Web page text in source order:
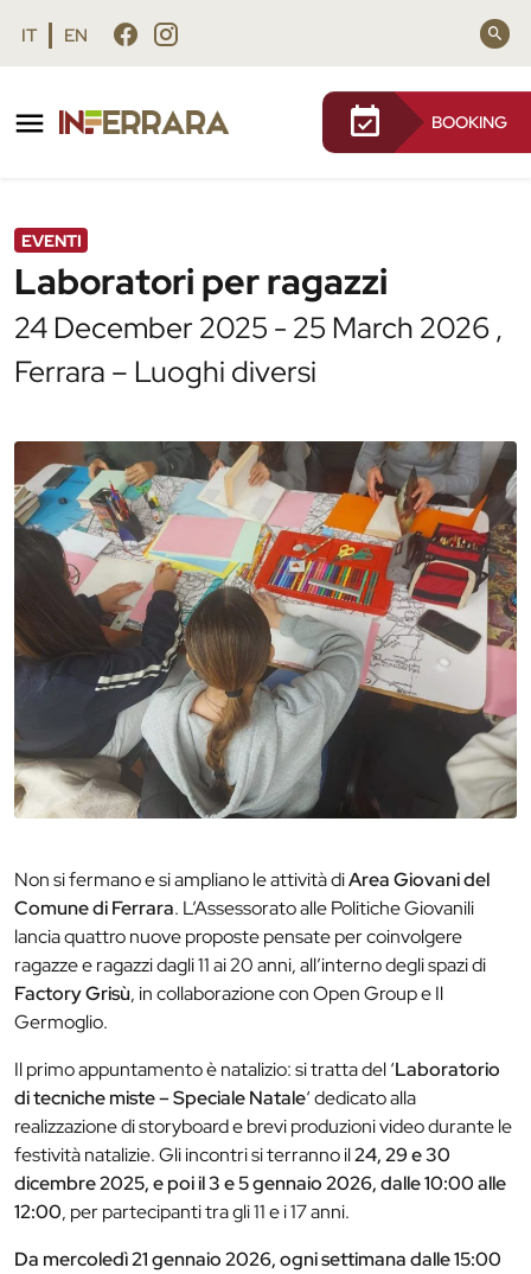
Vai al contenuto principale
Vai al footer
IT EN
BOOKING
Laboratori per ragazzi
EVENTI
Laboratori per ragazzi
24 December 2025 - 25 March 2026 ,
Ferrara – Luoghi diversi
Non si fermano e si ampliano le attività diArea Giovani del
Comune di Ferrara. L’Assessorato alle Politiche Giovanili
lancia quattro nuove proposte pensate per coinvolgere
ragazze e ragazzi dagli 11 ai 20 anni, all’interno degli spazi di
Factory Grisù, in collaborazione con Open Group e Il
Germoglio.
Il primo appuntamento è natalizio: si tratta del ‘Laboratorio
di tecniche miste – Speciale Natale‘ dedicato alla
realizzazione di storyboard e brevi produzioni video durante le
festività natalizie. Gli incontri si terranno il24, 29 e 30
dicembre 2025, e poi il 3 e 5 gennaio 2026, dalle 10:00 alle
12:00, per partecipanti tra gli 11 e i 17 anni.
Da mercoledì 21 gennaio 2026, ogni settimana dalle 15:00